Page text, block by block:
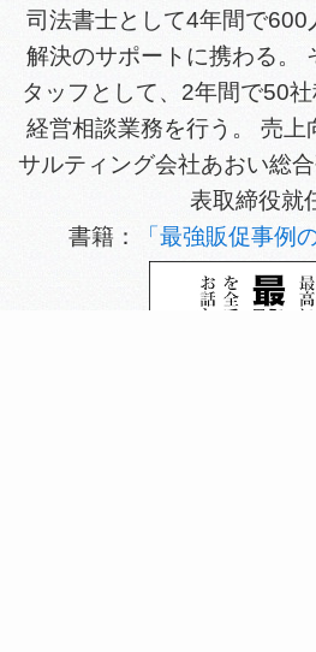
司法書士として4年間で600
解決のサポートに携わる。
タッフとして、2年間で50社
経営相談業務を行う。 売上
サルティング会社あおい総
表取締役就
書籍：
「最強販促事例